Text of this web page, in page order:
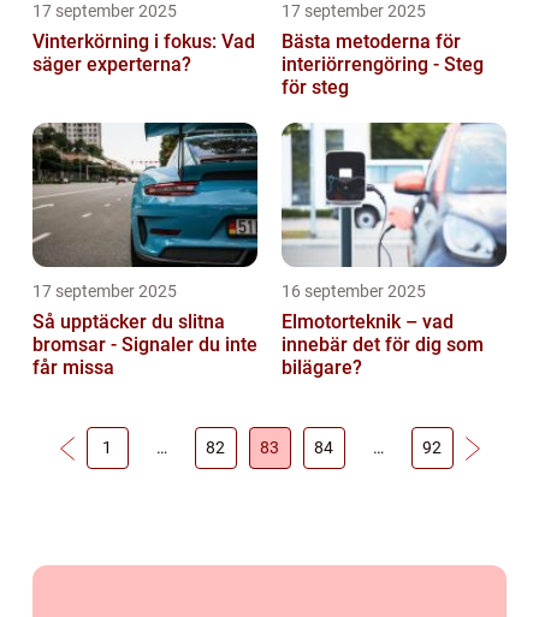
17 september 2025
Vinterkörning i fokus: Vad
säger experterna?
17 september 2025
Bästa metoderna för
interiörrengöring - Steg
för steg
17 september 2025
Så upptäcker du slitna
bromsar - Signaler du inte
får missa
16 september 2025
Elmotorteknik – vad
innebär det för dig som
bilägare?
1 … 82 83 84 … 92